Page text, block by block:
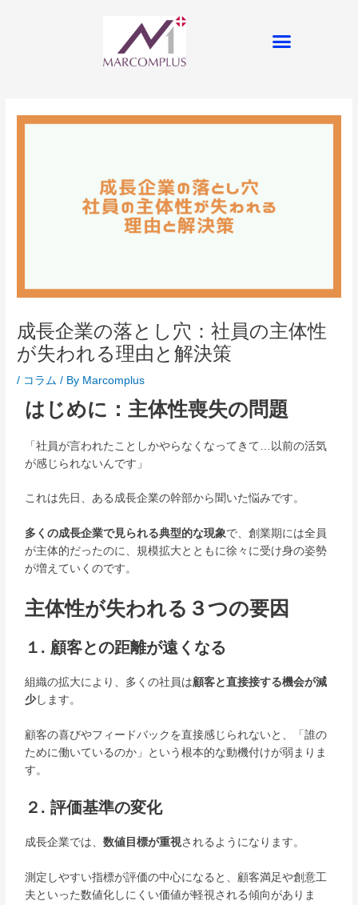
メ
ニ
成長企業の落とし穴：社員の主体性
が失われる理由と解決策
/ コラム / By Marcomplus
はじめに：主体性喪失の問題
「社員が言われたことしかやらなくなってきて…以前の活気
が感じられないんです」
これは先日、ある成長企業の幹部から聞いた悩みです。
多くの成長企業で見られる典型的な現象で、創業期には全員
が主体的だったのに、規模拡大とともに徐々に受け身の姿勢
が増えていくのです。
主体性が失われる３つの要因
１. 顧客との距離が遠くなる
組織の拡大により、多くの社員は顧客と直接接する機会が減
少します。
顧客の喜びやフィードバックを直接感じられないと、「誰の
ために働いているのか」という根本的な動機付けが弱まりま
す。
２. 評価基準の変化
成長企業では、数値目標が重視されるようになります。
測定しやすい指標が評価の中心になると、顧客満足や創意工
夫といった数値化しにくい価値が軽視される傾向がありま